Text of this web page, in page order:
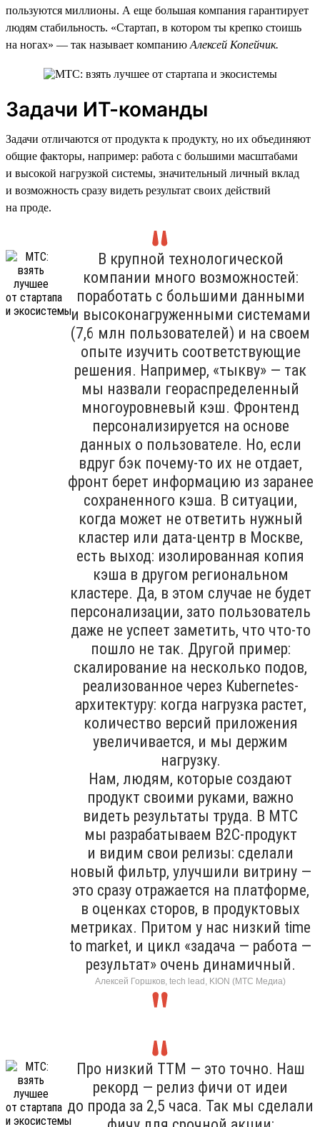
пользуются миллионы. А еще большая компания гарантирует
людям стабильность. «Стартап, в котором ты крепко стоишь
на ногах» — так называет компанию Алексей Копейчик.
Задачи ИТ-команды
Задачи отличаются от продукта к продукту, но их объединяют
общие факторы, например: работа с большими масштабами
и высокой нагрузкой системы, значительный личный вклад
и возможность сразу видеть результат своих действий
на проде.
В крупной технологической
компании много возможностей:
поработать с большими данными
и высоконагруженными системами
(7,6 млн пользователей) и на своем
опыте изучить соответствующие
решения. Например, «тыкву» — так
мы назвали геораспределенный
многоуровневый кэш. Фронтенд
персонализируется на основе
данных о пользователе. Но, если
вдруг бэк почему-то их не отдает,
фронт берет информацию из заранее
сохраненного кэша. В ситуации,
когда может не ответить нужный
кластер или дата-центр в Москве,
есть выход: изолированная копия
кэша в другом региональном
кластере. Да, в этом случае не будет
персонализации, зато пользователь
даже не успеет заметить, что что-то
пошло не так. Другой пример:
скалирование на несколько подов,
реализованное через Kubernetes-
архитектуру: когда нагрузка растет,
количество версий приложения
увеличивается, и мы держим
нагрузку.
Нам, людям, которые создают
продукт своими руками, важно
видеть результаты труда. В МТС
мы разрабатываем B2C-продукт
и видим свои релизы: сделали
новый фильтр, улучшили витрину —
это сразу отражается на платформе,
в оценках сторов, в продуктовых
метриках. Притом у нас низкий time
to market, и цикл «задача — работа —
результат» очень динамичный.
Алексей Горшков, tech lead, KION (МТС Медиа)
Про низкий TTM — это точно. Наш
рекорд — релиз фичи от идеи
до прода за 2,5 часа. Так мы сделали